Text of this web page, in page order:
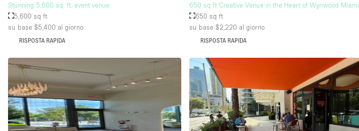
Stunning 5,600 sq. ft. event venue
5,600 sq ft
su base $5,400 al giorno
RISPOSTA RAPIDA
650 sq ft Creative Venue in the Heart of Wynwood Miami
650 sq ft
su base $2,220 al giorno
RISPOSTA RAPIDA